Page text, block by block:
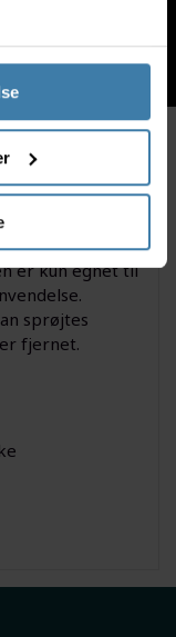
som klarer
er kun egnet til
sprøjtes
fjernet.